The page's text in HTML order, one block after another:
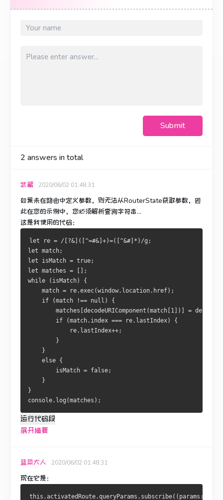
Submit
2 answers in total
武藏 2020/06/02 01:48:31
如果未在路由中定义参数，则无法从RouterState获取参数，因
此在您的示例中，您必须解析查询字符串...
这是我使用的代码：
let re = /[?&]([^=#&]+)=([^&#]*)/g ;
let match;
let isMatch = true;
let matches =
[];
while
( isMatch)
{
    match
= re.exec(window. location. href);
if
(match !== null )
{
        matches
decodeURIComponent (match 1 ])] =
if
(match. index === re. lastIndex)
{
            re
. lastIndex++;
}
}
else {
        isMatch
= false;
}
}
console. log (matches );
运行代码段
展开摘要
蓝染大人 2020/06/02 01:48:31
现在它是：
this .activatedRoute.queryParams . subscribe(( params :